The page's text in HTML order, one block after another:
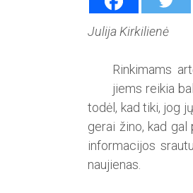
Julija Kirkilienė
Rinkimams
jiems reikia
todėl, kad tiki, jog
gerai žino, kad
informacijos
naujienas.